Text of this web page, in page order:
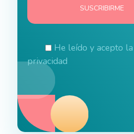
He leído y acepto la
privacidad